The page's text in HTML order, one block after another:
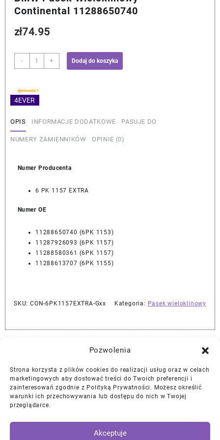
Pozwolenia
Strona korzysta z plików cookies do realizacji usług oraz w celach
marketingowych aby dostować treści do Twoich preferencji i
zainteresowań zgodnie z Polityką Prywatności. Możesz określić
warunki ich przechowywania lub dostępu do nich w Twojej
przeglądarce.
Akceptuje
4EVER
Continental 11288650740
zł74.95
-
ilość
BMW
Wieloklinowy
-
11288650740
+ Dodaj do koszyka
OPIS INFORMACJE DODATKOWE PASUJE DO
NUMERY ZAMIENNIKÓW OPINIE (0)
Numer Producenta
6 PK 1157 EXTRA
Numer OE
11288650740 (6PK 1153)
11287926093 (6PK 1157)
11288580361 (6PK 1157)
11288613707 (6PK 1155)
SKU: CON-6PK1157EXTRA-Gxx Kategoria: Pasek wieloklinowy
Najlepszej Jakości Części Samochodowe z Gwarancją Dożywotnią!*
Gwarancja i Zwroty
Polityka Prywatności
Regulamin/Ciasteczka